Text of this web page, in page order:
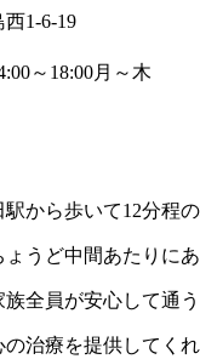
1-6-19
～18:00月～木
から歩いて12分程
うど中間あたりに
全員が安心して通
治療を提供してく